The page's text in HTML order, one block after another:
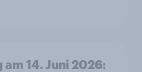
14. Juni 2026: